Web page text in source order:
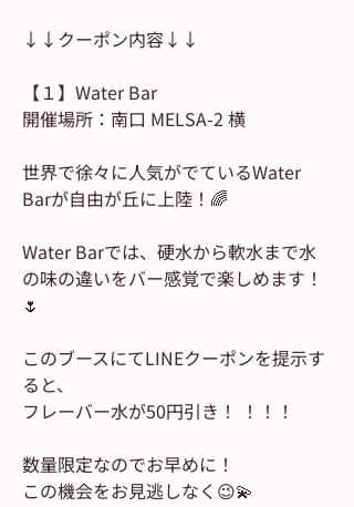
↓↓クーポン内容↓↓
【１】Water Bar
開催場所：南口 MELSA-2 横
世界で徐々に人気がでているWater
Barが自由が丘に上陸！🌈
Water Barでは、硬水から軟水まで水
の味の違いをバー感覚で楽しめます！
🌷
このブースにてLINEクーポンを提示す
ると、
フレーバー水が50円引き！ ！！！
数量限定なのでお早めに！
この機会をお見逃しなく😉💫